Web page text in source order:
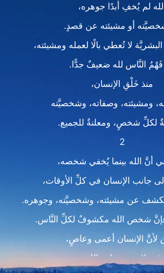
لم يُخفِ أبدًا جوهره،
أو مشيئته عن قصدٍ.
لا تُعطي بالًا لعمله ومشيئته،
فَهْمُ النَّاس لله ضعيفٌ جدًّا.
منذ خَلْقِ الإنسان،
ومشيئته، وصفاته، وشخصيَّته
لكلِّ شخصٍ، ومعلنةٌ للجميع.
2
أنَّ الله بينما يُخفي شخصه،
جانب الإنسان في كلِّ الأوقات،
عن مشيئته، وشخصيَّته، وجوهره.
شخص الله مكشوفٌ لكلِّ النَّاس.
لأنَّ الإنسان أعمى وعاصٍ،
فهو لا يرى مظهر الله،